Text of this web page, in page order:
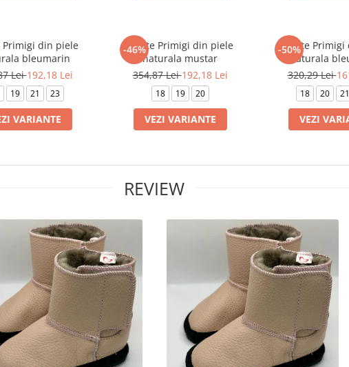
Primigi din piele
bleumarin
Lei192,18 Lei
19 21 23
VARIANTE
-46%
Ghete Primigi din piele
naturala mustar
354,87 Lei192,18 Lei
18 19 20
VEZI VARIANTE
-50%
Ghete Primigi
naturala
320,29 Lei
18 20 21
VEZI
REVIEW